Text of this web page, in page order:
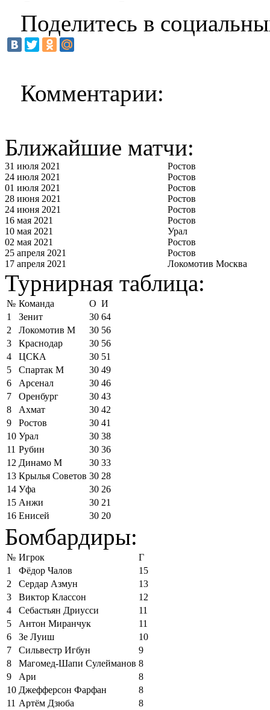
Поделитесь в
Комментарии:
Ближайшие матчи:
31 июля 2021
Ростов
24 июля 2021
Ростов
01 июля 2021
Ростов
28 июня 2021
Ростов
24 июня 2021
Ростов
16 мая 2021
Ростов
10 мая 2021
Урал
02 мая 2021
Ростов
25 апреля 2021
Ростов
17 апреля 2021
Локомотив Москва
Турнирная таблица:
№ Команда О И
1
Зенит 30 64
2
Локомотив М 30 56
3
Краснодар 30 56
4
ЦСКА 30 51
5
Спартак М 30 49
6
Арсенал 30 46
7
Оренбург 30 43
8
Ахмат 30 42
9
Ростов 30 41
10 Урал 30 38
11 Рубин 30 36
12 Динамо М 30 33
13 Крылья Советов 30 28
14 Уфа 30 26
15 Анжи 30 21
16 Енисей 30 20
Бомбардиры:
№ Игрок
Г
1
Фёдор Чалов
15
2
Сердар Азмун
13
3
Виктор Классон
12
4
Себастьян Дриусси
11
5
Антон Миранчук
11
6
Зе Луиш
10
7
Сильвестр Игбун
9
8
Магомед-Шапи Сулейманов 8
9
Ари
8
10 Джефферсон Фарфан
8
11 Артём Дзюба
8